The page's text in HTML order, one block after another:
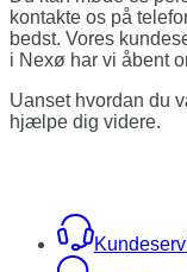
kontakte os på
bedst. Vores
i Nexø har vi åbent
Uanset hvordan du
hjælpe dig videre.